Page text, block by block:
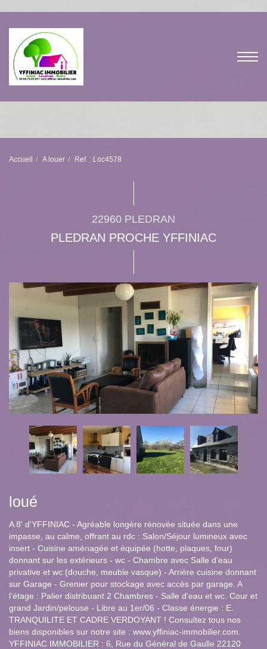
Accueil A louer Ref. : Loc4578
22960 PLEDRAN
PLEDRAN PROCHE YFFINIAC
loué
A 8' d'YFFINIAC - Agréable longère rénovée située dans une
impasse, au calme, offrant au rdc : Salon/Séjour lumineux avec
insert - Cuisine aménagée et équipée (hotte, plaques, four)
donnant sur les extérieurs - wc - Chambre avec Salle d'eau
privative et wc (douche, meuble vasque) - Arrière cuisine donnant
sur Garage - Grenier pour stockage avec accès par garage. A
l'étage : Palier distribuant 2 Chambres - Salle d'eau et wc. Cour et
grand Jardin/pelouse - Libre au 1er/06 - Classe énergie : E.
TRANQUILITE ET CADRE VERDOYANT ! Consultez tous nos
biens disponibles sur notre site : www.yffiniac-immobilier.com.
YFFINIAC IMMOBILIER : 6, Rue du Général de Gaulle 22120